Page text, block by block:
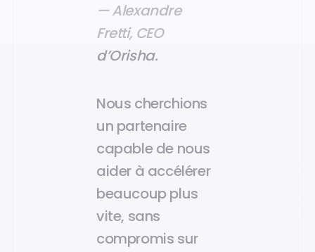
— Alexandre
Fretti, CEO
d’Orisha.
Nous cherchions
un partenaire
capable de nous
aider à accélérer
beaucoup plus
vite, sans
compromis sur